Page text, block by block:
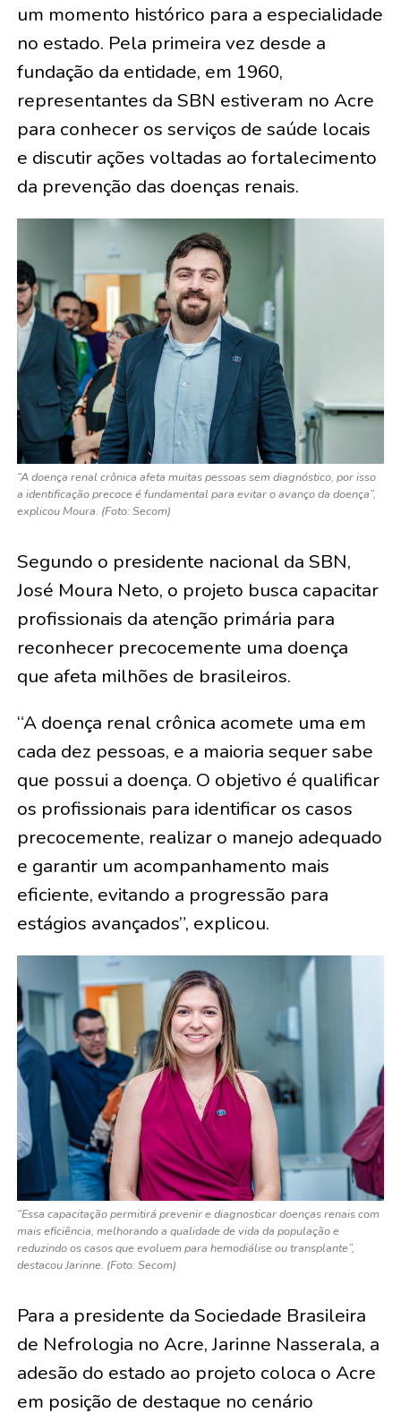
um momento histórico para a especialidade
no estado. Pela primeira vez desde a
fundação da entidade, em 1960,
representantes da SBN estiveram no Acre
para conhecer os serviços de saúde locais
e discutir ações voltadas ao fortalecimento
da prevenção das doenças renais.
“A doença renal crônica afeta muitas pessoas sem diagnóstico, por isso
a identificação precoce é fundamental para evitar o avanço da doença”,
explicou Moura. (Foto: Secom)
Segundo o presidente nacional da SBN,
José Moura Neto, o projeto busca capacitar
profissionais da atenção primária para
reconhecer precocemente uma doença
que afeta milhões de brasileiros.
“A doença renal crônica acomete uma em
cada dez pessoas, e a maioria sequer sabe
que possui a doença. O objetivo é qualificar
os profissionais para identificar os casos
precocemente, realizar o manejo adequado
e garantir um acompanhamento mais
eficiente, evitando a progressão para
estágios avançados”, explicou.
“Essa capacitação permitirá prevenir e diagnosticar doenças renais com
mais eficiência, melhorando a qualidade de vida da população e
reduzindo os casos que evoluem para hemodiálise ou transplante”,
destacou Jarinne. (Foto: Secom)
Para a presidente da Sociedade Brasileira
de Nefrologia no Acre, Jarinne Nasserala, a
adesão do estado ao projeto coloca o Acre
em posição de destaque no cenário